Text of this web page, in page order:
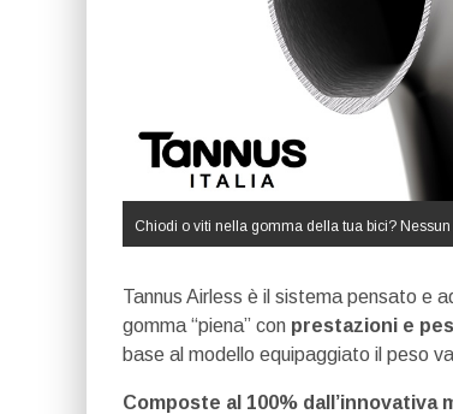
Chiodi o viti nella gomma della tua bici?
Tannus Airless è il sistema pensato e
gomma “piena” con prestazioni e
base al modello equipaggiato il peso
Composte al 100% dall’innovativa